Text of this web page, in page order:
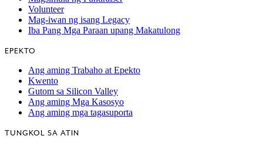
Volunteer
Mag-iwan ng isang Legacy
Iba Pang Mga Paraan upang Makatulong
EPEKTO
Ang aming Trabaho at Epekto
Kwento
Gutom sa Silicon Valley
Ang aming Mga Kasosyo
Ang aming mga tagasuporta
TUNGKOL SA ATIN